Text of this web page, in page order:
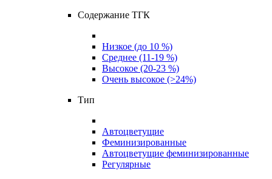
Содержание ТГК
Низкое (до 10 %)
Среднее (11-19 %)
Высокое (20-23 %)
Очень высокое (>24%)
Тип
Автоцветущие
Феминизированные
Автоцветущие феминизированные
Регулярные